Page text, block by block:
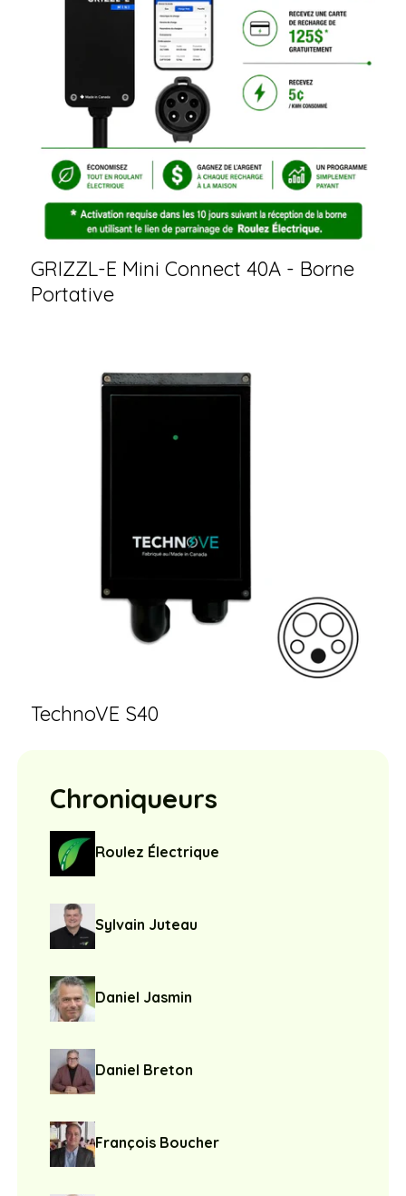
GRIZZL-E Mini Connect 40A - Borne
Portative
TechnoVE S40
Chroniqueurs
Roulez Électrique
Sylvain Juteau
Daniel Jasmin
Daniel Breton
François Boucher